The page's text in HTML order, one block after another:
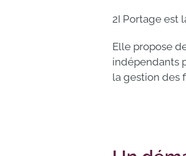
2I Portage est
Elle propose
indépendants
la gestion des